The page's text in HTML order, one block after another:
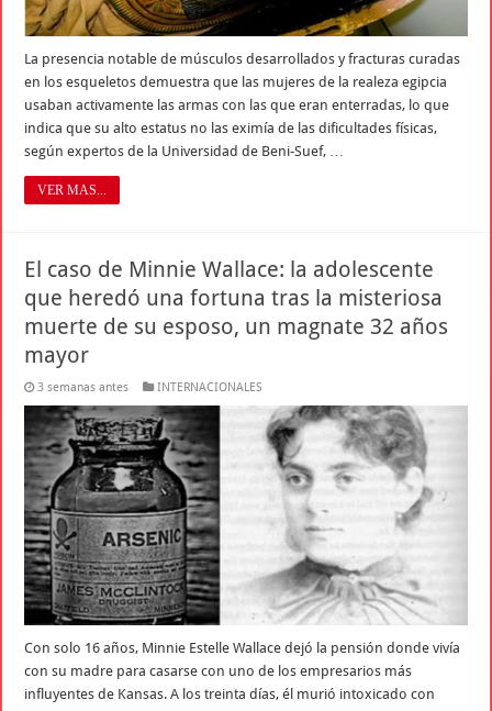
La presencia notable de músculos desarrollados y fracturas curadas
en los esqueletos demuestra que las mujeres de la realeza egipcia
usaban activamente las armas con las que eran enterradas, lo que
indica que su alto estatus no las eximía de las dificultades físicas,
según expertos de la Universidad de Beni-Suef, …
VER MAS...
El caso de Minnie Wallace: la adolescente
que heredó una fortuna tras la misteriosa
muerte de su esposo, un magnate 32 años
mayor
3 semanas antes INTERNACIONALES
Con solo 16 años, Minnie Estelle Wallace dejó la pensión donde vivía
con su madre para casarse con uno de los empresarios más
influyentes de Kansas. A los treinta días, él murió intoxicado con